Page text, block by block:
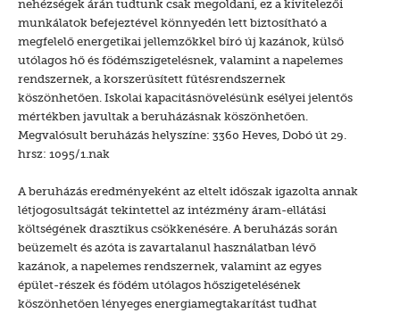
nehézségek árán tudtunk csak megoldani, ez a kivitelezői
munkálatok befejeztével könnyedén lett biztosítható a
megfelelő energetikai jellemzőkkel bíró új kazánok, külső
utólagos hő és födémszigetelésnek, valamint a napelemes
rendszernek, a korszerűsített fűtésrendszernek
köszönhetően. Iskolai kapacitásnövelésünk esélyei jelentős
mértékben javultak a beruházásnak köszönhetően.
Megvalósult beruházás helyszíne: 3360 Heves, Dobó út 29.
hrsz: 1095/1.nak
A beruházás eredményeként az eltelt időszak igazolta annak
létjogosultságát tekintettel az intézmény áram-ellátási
költségének drasztikus csökkenésére. A beruházás során
beüzemelt és azóta is zavartalanul használatban lévő
kazánok, a napelemes rendszernek, valamint az egyes
épület-részek és födém utólagos hőszigetelésének
köszönhetően lényeges energiamegtakarítást tudhat